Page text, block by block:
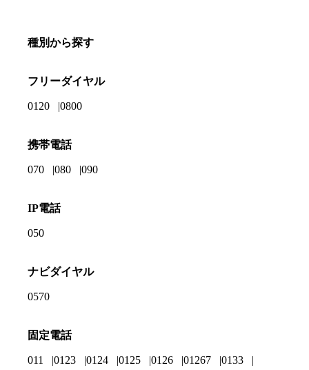
種別から探す
フリーダイヤル
0120 0800
携帯電話
070 080 090
IP電話
050
ナビダイヤル
0570
固定電話
011 0123 0124 0125 0126 01267 0133